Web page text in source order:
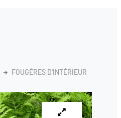
FOUGÈRES D'INTÉRIEUR